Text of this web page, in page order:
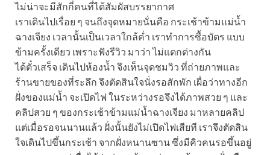
ไม่น่าจะมีสักกี่คนที่ได้สัมผัสบรรยากาศ
เราเดินไปเรื่อย ๆ จนถึงจุดหมายนั่นคือ กระเช้าข้ามแม่น้ำ
ฉางเจียง เวลานั้นเป็นเวลาใกล้ค่ำ เราทำการซื้อบัตร แบบ
ข้ามครั้งเดียว เพราะฟังรีวิว มาว่า ไม่แตกต่างกัน
ได้ตั๋วเสร็จ เดินไปห้องน้ำ จึงเห็นจุดชมวิว ที่ถ่ายภาพและ
ร้านขายของที่ระลึก จึงตัดสินใจนั่งรอสักพัก เผื่อว่าทางอีก
ฝั่งของแม่น้ำ จะเปิดไฟ ในระหว่างรอจึงได้ภาพสวย ๆ และ
คลิปสวย ๆ ของกระเช้าข้ามแม่น้ำฉางเจียง มาหลายคลิป
แต่เมื่อรอจนนานแล้ว ฝั่งนั้นยังไม่เปิดไฟเสียที เราจึงตัดสิน
ใจเดินไปขึ้นกระเช้า จากฝั่งหนานซาน ซึ่งมีคิวคนรอขึ้นอยู่